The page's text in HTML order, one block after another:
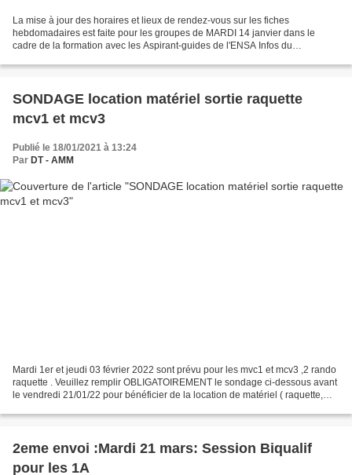
La mise à jour des horaires et lieux de rendez-vous sur les fiches
hebdomadaires est faite pour les groupes de MARDI 14 janvier dans le
cadre de la formation avec les Aspirant-guides de l'ENSA Infos du
SONDAGE location matériel sortie raquette
mcv1 et mcv3
Publié le 18/01/2021 à 13:24
Par DT - AMM
Mardi 1er et jeudi 03 février 2022 sont prévu pour les mvc1 et mcv3 ,2 rando
raquette . Veuillez remplir OBLIGATOIREMENT le sondage ci-dessous avant
le vendredi 21/01/22 pour bénéficier de la location de matériel ( raquette,
2eme envoi :Mardi 21 mars: Session Biqualif
pour les 1A